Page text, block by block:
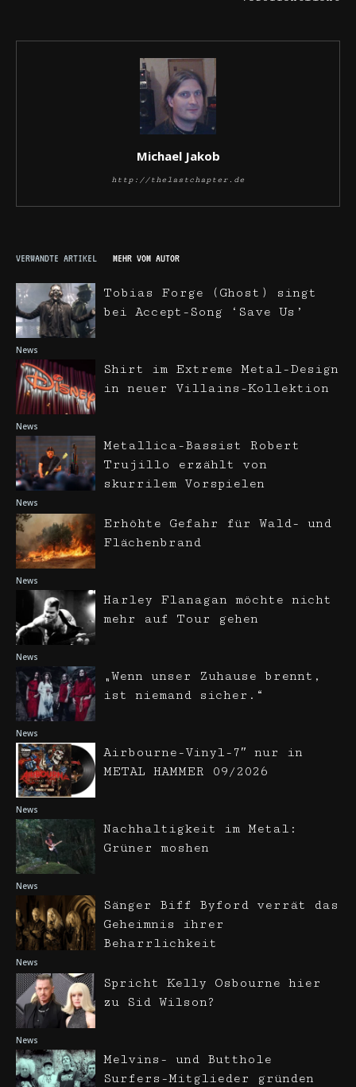
Michael Jakob
http://thelastchapter.de
VERWANDTE ARTIKEL MEHR VOM AUTOR
News
Tobias Forge (Ghost) singt
bei Accept-Song ‘Save Us’
News
Shirt im Extreme Metal-Design
in neuer Villains-Kollektion
News
Metallica-Bassist Robert
Trujillo erzählt von
skurrilem Vorspielen
News
Erhöhte Gefahr für Wald- und
Flächenbrand
News
Harley Flanagan möchte nicht
mehr auf Tour gehen
News
„Wenn unser Zuhause brennt,
ist niemand sicher.“
News
Airbourne-Vinyl-7″ nur in
METAL HAMMER 09/2026
News
Nachhaltigkeit im Metal:
Grüner moshen
News
Sänger Biff Byford verrät das
Geheimnis ihrer
Beharrlichkeit
News
Spricht Kelly Osbourne hier
zu Sid Wilson?
Melvins- und Butthole
Surfers-Mitglieder gründen